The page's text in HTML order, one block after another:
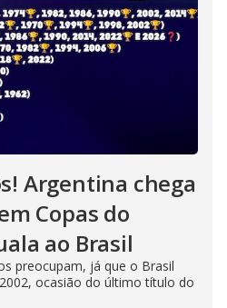
Argentina chega
Copas do
ao Brasil
preocupam, já que o Brasil
ocasião do último título do